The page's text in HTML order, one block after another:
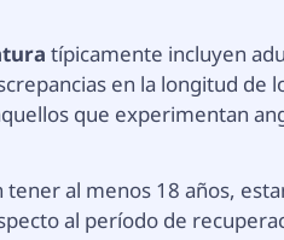
típicamente incluyen
en la longitud de
que experimentan
al menos 18 años,
al período de